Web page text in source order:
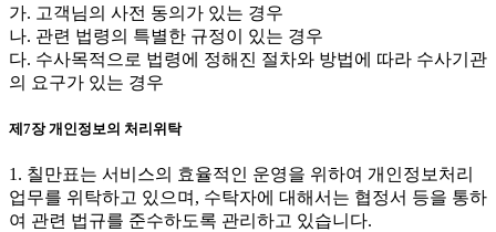
가. 고객님의 사전 동의가 있는 경우
나. 관련 법령의 특별한 규정이 있는 경우
다. 수사목적으로 법령에 정해진 절차와 방법에 따라 수사기관
의 요구가 있는 경우
제7장 개인정보의 처리위탁
1. 칠만표는 서비스의 효율적인 운영을 위하여 개인정보처리
업무를 위탁하고 있으며, 수탁자에 대해서는 협정서 등을 통하
여 관련 법규를 준수하도록 관리하고 있습니다.